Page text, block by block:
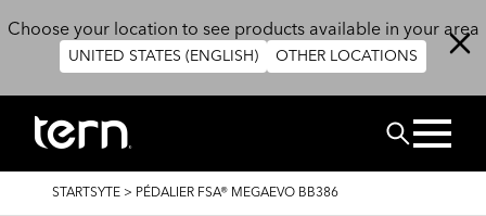
Choose your location to see products available in your area
UNITED STATES (ENGLISH) OTHER LOCATIONS
CHERCHER
BREADCRUMB
STARTSYTE > PÉDALIER FSA® MEGAEVO BB386